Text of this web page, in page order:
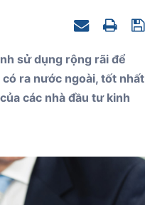
sử dụng rộng rãi để
ra nước ngoài, tốt nhất
các nhà đầu tư kinh